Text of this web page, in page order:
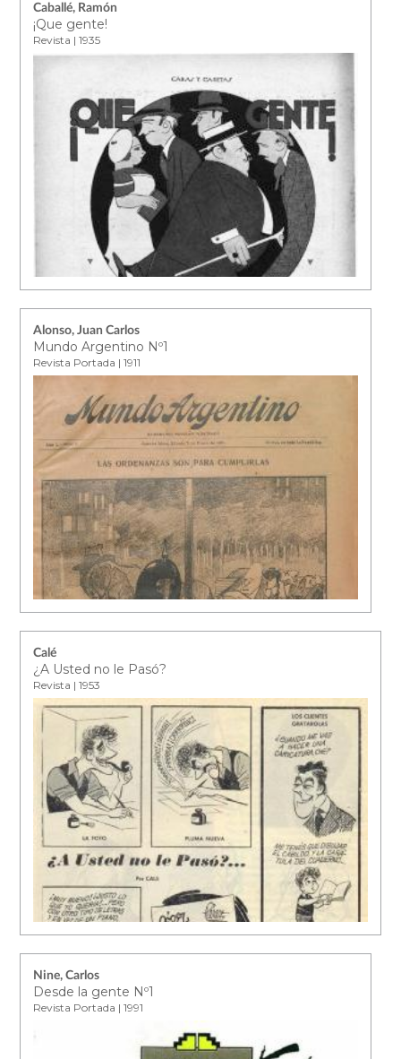
Caballé, Ramón
¡Que gente!
Revista | 1935
Alonso, Juan Carlos
Mundo Argentino Nº1
Revista Portada | 1911
Calé
¿A Usted no le Pasó?
Revista | 1953
Nine, Carlos
Desde la gente Nº1
Revista Portada | 1991